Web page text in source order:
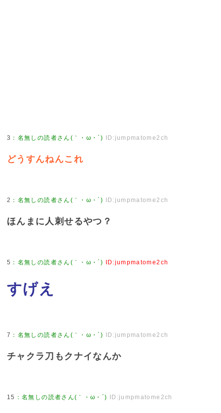
3 ： 名無しの読者さん(｀・ω・´) ID:jumpmatome2ch
どうすんねんこれ
2 ： 名無しの読者さん(｀・ω・´) ID:jumpmatome2ch
ほんまに人刺せるやつ？
5 ： 名無しの読者さん(｀・ω・´) ID:jumpmatome2ch
すげえ
7 ： 名無しの読者さん(｀・ω・´) ID:jumpmatome2ch
チャクラ刀もクナイなんか
15 ：名無しの読者さん(｀・ω・´) ID:jumpmatome2ch